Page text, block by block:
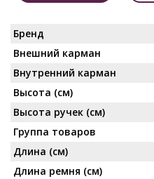
Бренд
Внешний карман
Внутренний карман
Высота (см)
Высота ручек (см)
Группа товаров
Длина (см)
Длина ремня (см)